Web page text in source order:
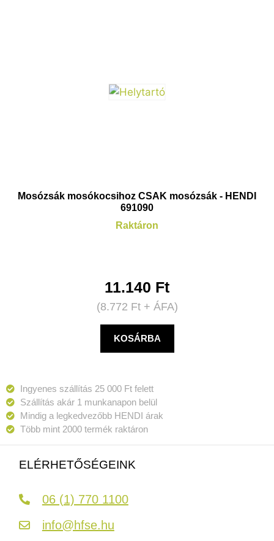
Mosózsák mosókocsihoz CSAK mosózsák - HENDI
691090
Raktáron
11.140 Ft
(8.772 Ft+ ÁFA)
KOSÁRBA
Ingyenes szállítás 25 000 Ft felett
Szállítás akár 1 munkanapon belül
Mindig a legkedvezőbb HENDI árak
Több mint 2000 termék raktáron
ELÉRHETŐSÉGEINK
06 (1) 770 1100
info@hfse.hu